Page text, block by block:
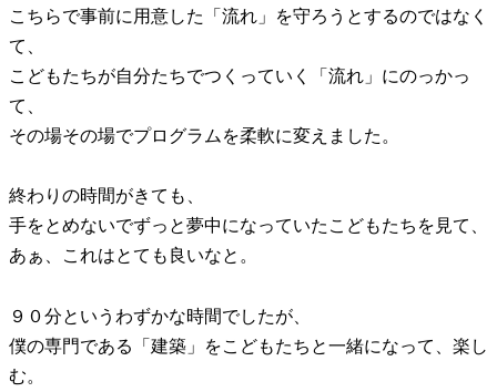
こちらで事前に用意した「流れ」を守ろうとするのではなく
て、
こどもたちが自分たちでつくっていく「流れ」にのっかっ
て、
その場その場でプログラムを柔軟に変えました。
終わりの時間がきても、
手をとめないでずっと夢中になっていたこどもたちを見て、
あぁ、これはとても良いなと。
９０分というわずかな時間でしたが、
僕の専門である「建築」をこどもたちと一緒になって、楽し
む。